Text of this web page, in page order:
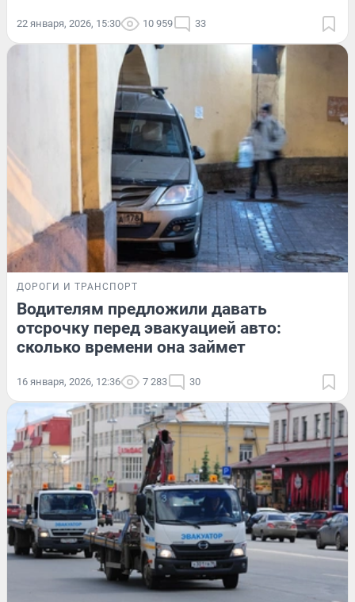
22 января, 2026, 15:30 10 959 33
ДОРОГИ И ТРАНСПОРТ
Водителям предложили давать
отсрочку перед эвакуацией авто:
сколько времени она займет
16 января, 2026, 12:36 7 283 30